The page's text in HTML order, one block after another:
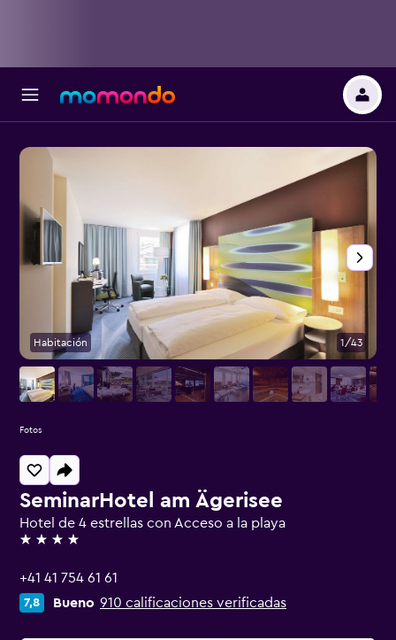
SeminarHotel am Ägerisee
Hotel de 4 estrellas con Acceso a la playa
4 estrellas
+41 41 754 61 61
7,8 Bueno 910 calificaciones verificadas
Habitación 1/43
Fotos